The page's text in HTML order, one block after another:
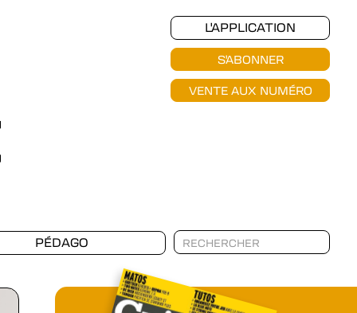
L'APPLICATION
S'ABONNER
VENTE AUX NUMÉRO
PÉDAGO